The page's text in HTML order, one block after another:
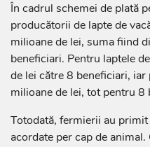
În cadrul schemei de plată
producătorii de lapte de
milioane de lei, suma fiind
beneficiari. Pentru laptele
de lei către 8 beneficiari,
milioane de lei, tot pentru 8
Totodată, fermierii au
acordate per cap de